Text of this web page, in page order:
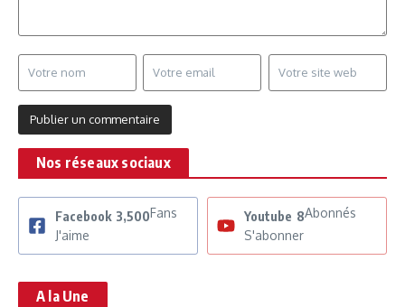
Nos réseaux sociaux
Facebook 3,500Fans
J'aime
Youtube 8Abonnés
S'abonner
A la Une